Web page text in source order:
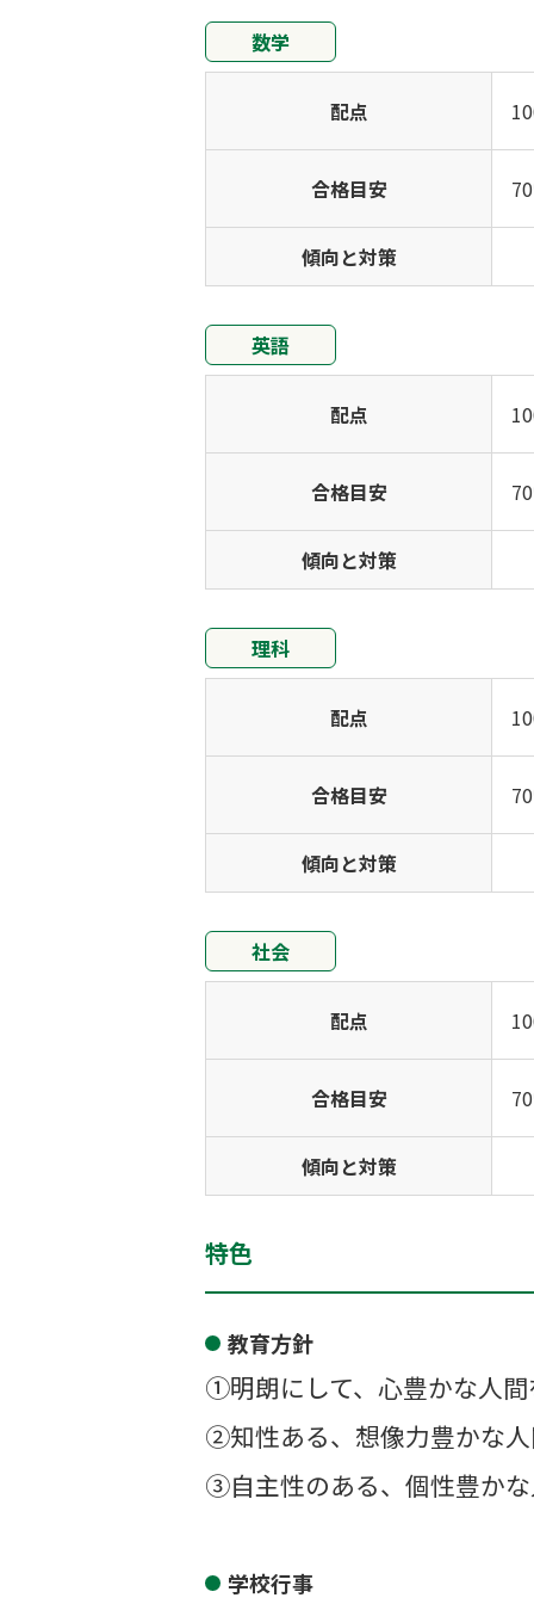
数学
配点
合格目安
傾向と対策
英語
配点
合格目安
傾向と対策
理科
配点
合格目安
傾向と対策
社会
配点
合格目安
傾向と対策
特色
教育方針
①明朗にして、心豊かな人間
②知性ある、想像力豊かな人
③自主性のある、個性豊かな
学校行事